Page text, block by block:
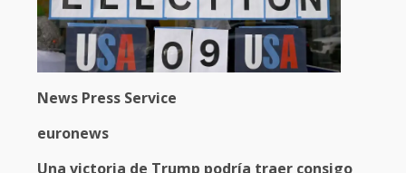
News Press Service
euronews
Una victoria de Trump podría traer consigo